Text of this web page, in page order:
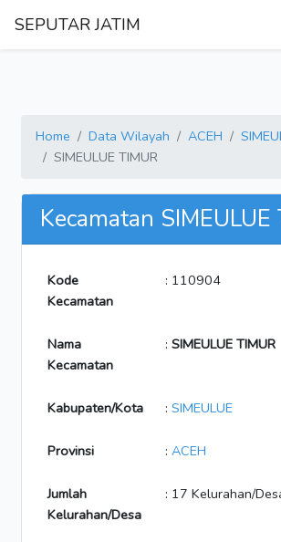
SEPUTAR JATIM
Home Data Wilayah ACEH
SIMEULUE TIMUR
Kecamatan SIMEULUE
Kode
Kecamatan
: 110904
Nama
Kecamatan
: SIMEULUE TIMUR
Kabupaten/Kota : SIMEULUE
Provinsi : ACEH
Jumlah
Kelurahan/Desa
: 17 Kelurahan/